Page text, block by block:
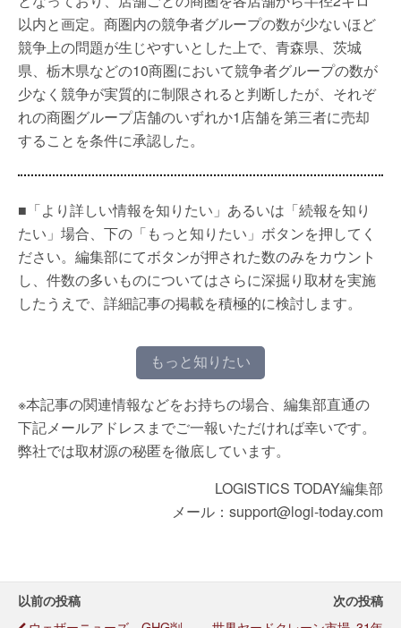
以内と画定。商圏内の競争者グループの数が少ないほど
競争上の問題が生じやすいとした上で、青森県、茨城
県、栃木県などの10商圏において競争者グループの数が
少なく競争が実質的に制限されると判断したが、それぞ
れの商圏グループ店舗のいずれか1店舗を第三者に売却
することを条件に承認した。
■「より詳しい情報を知りたい」あるいは「続報を知り
たい」場合、下の「もっと知りたい」ボタンを押してく
ださい。編集部にてボタンが押された数のみをカウント
し、件数の多いものについてはさらに深掘り取材を実施
したうえで、詳細記事の掲載を積極的に検討します。
もっと知りたい
※本記事の関連情報などをお持ちの場合、編集部直通の
下記メールアドレスまでご一報いただければ幸いです。
弊社では取材源の秘匿を徹底しています。
LOGISTICS TODAY編集部
メール：support@logi-today.com
以前の投稿 次の投稿